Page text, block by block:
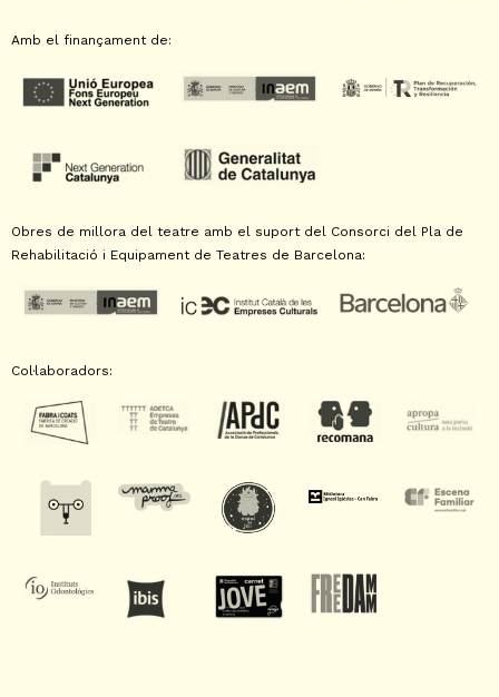
Amb el finançament de:
Obres de millora del teatre amb el suport del Consorci del Pla de
Rehabilitació i Equipament de Teatres de Barcelona:
Col·laboradors: